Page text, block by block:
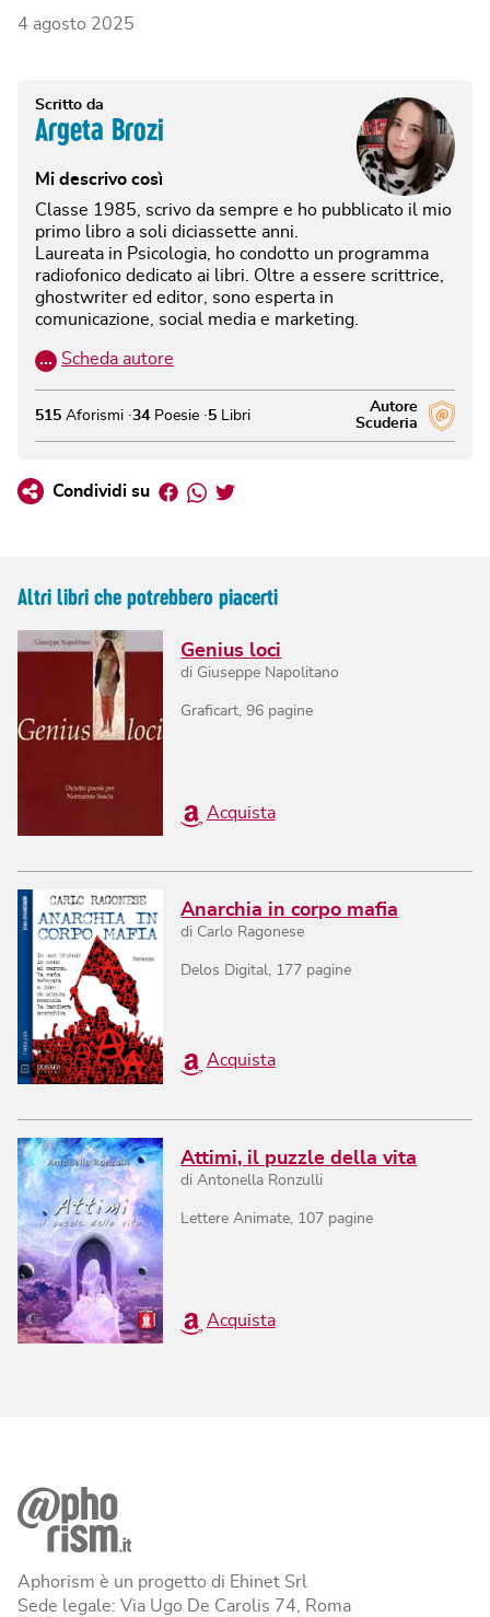
4 agosto 2025
Scritto da
Argeta Brozi
Mi descrivo così
Classe 1985, scrivo da sempre e ho pubblicato il mio
primo libro a soli diciassette anni.
Laureata in Psicologia, ho condotto un programma
radiofonico dedicato ai libri. Oltre a essere scrittrice,
ghostwriter ed editor, sono esperta in
comunicazione, social media e marketing.
… Scheda autore
Autore
Scuderia
515 Aforismi 34 Poesie 5 Libri
Condividi su Facebook
Whatsapp
Twitter
Altri libri che potrebbero piacerti
Genius loci
di Giuseppe Napolitano
Graficart ,96 pagine
Acquista
Anarchia in corpo mafia
di Carlo Ragonese
Delos Digital 177 pagine
Acquista
Attimi, il puzzle della vita
di Antonella Ronzulli
Lettere Animate 107 pagine
Acquista
Aphorism è un progetto di Ehinet Srl
Sede legale: Via Ugo De Carolis 74, Roma